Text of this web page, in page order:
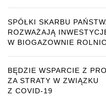
SPÓŁKI SKARBU
ROZWAŻAJĄ
W BIOGAZOWNIE
BĘDZIE WSPARCIE Z
ZA STRATY W ZWIĄZKU
Z COVID-19